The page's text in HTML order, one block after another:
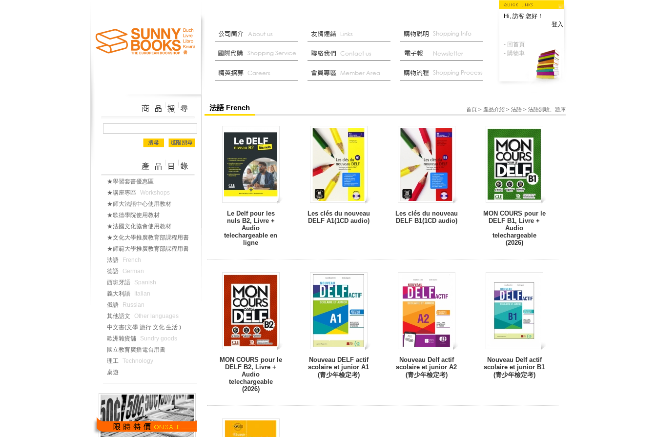
Hi, 訪客 您好！
登入
- 回首頁
- 購物車
★學習套書優惠區
★講座專區
Workshops
★師大法語中心使用教材
★歌德學院使用教材
★法國文化協會使用教材
★文化大學推廣教育部課程用書
★師範大學推廣教育部課程用書
法語
French
德語
German
西班牙語
Spanish
義大利語
Italian
俄語
Russian
其他語文
Other languages
中文書(文學 旅行 文化 生活 )
歐洲雜貨舖
Sundry goods
國立教育廣播電台用書
理工
Technology
桌遊
法語 French 首頁 > 產品介紹 > 法語 > 法語測驗、題庫
Le Delf pour les
nuls B2, Livre +
Audio
telechargeable en
ligne
Les clés du nouveau
DELF A1(1CD audio)
Les clés du nouveau
DELF B1(1CD audio)
MON COURS pour le
DELF B1, Livre +
Audio
telechargeable
(2026)
MON COURS pour le
DELF B2, Livre +
Audio
telechargeable
(2026)
Nouveau DELF actif
scolaire et junior A1
(青少年檢定考)
Nouveau Delf actif
scolaire et junior A2
(青少年檢定考)
Nouveau Delf actif
scolaire et junior B1
(青少年檢定考)